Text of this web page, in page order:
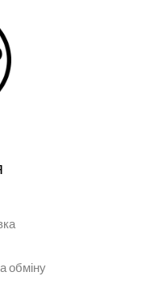
обміну